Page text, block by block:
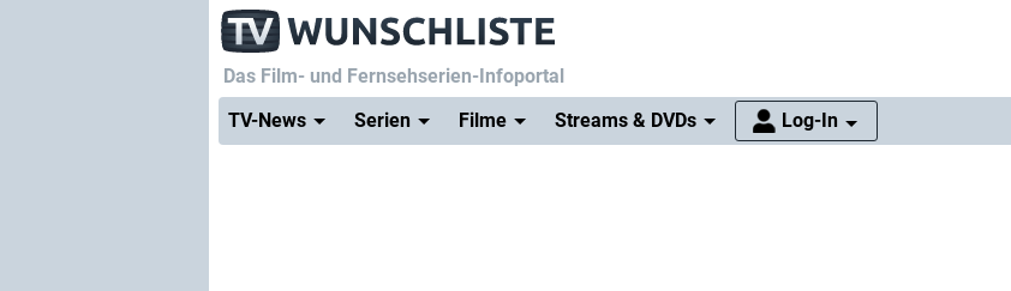
Das Film- und Fernsehserien-Infoportal
TV-News
Serien Filme Streams & DVDs Log-In